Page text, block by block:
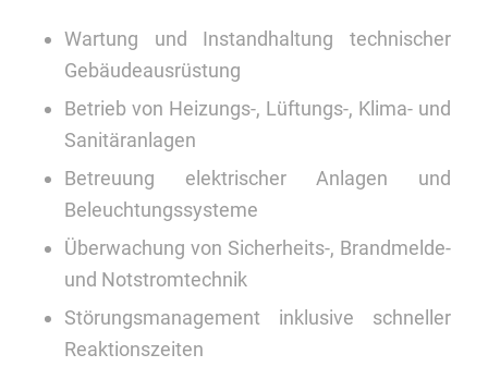
Wartung und Instandhaltung technischer
Gebäudeausrüstung
Betrieb von Heizungs-, Lüftungs-, Klima- und
Sanitäranlagen
Betreuung elektrischer Anlagen und
Beleuchtungssysteme
Überwachung von Sicherheits-, Brandmelde-
und Notstromtechnik
Störungsmanagement inklusive schneller
Reaktionszeiten